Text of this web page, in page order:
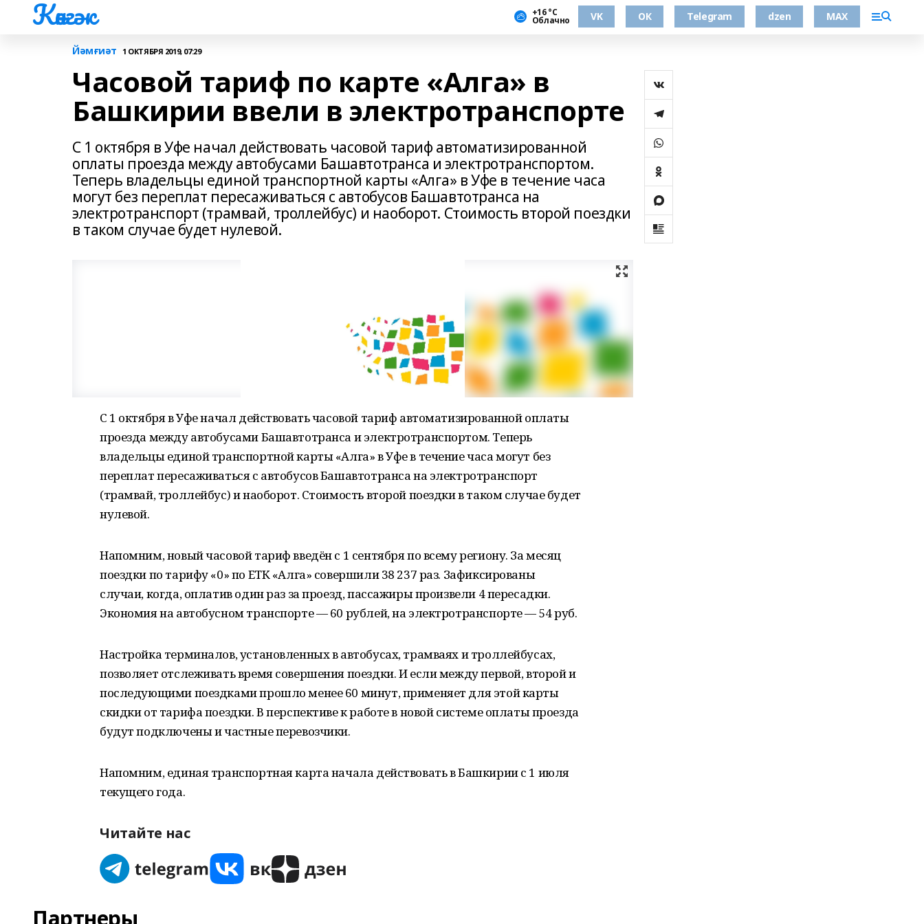
Көнгәк +16 °С
Облачно VK ОК Telegram dzen MAX
Йәмғиәт 1 ОКТЯБРЯ 2019, 07:29
Часовой тариф по карте «Алга» в
Башкирии ввели в электротранспорте
С 1 октября в Уфе начал действовать часовой тариф автоматизированной
оплаты проезда между автобусами Башавтотранса и электротранспортом.
Теперь владельцы единой транспортной карты «Алга» в Уфе в течение часа
могут без переплат пересаживаться с автобусов Башавтотранса на
электротранспорт (трамвай, троллейбус) и наоборот. Стоимость второй поездки
в таком случае будет нулевой.
С 1 октября в Уфе начал действовать часовой тариф автоматизированной оплаты
проезда между автобусами Башавтотранса и электротранспортом. Теперь
владельцы единой транспортной карты «Алга» в Уфе в течение часа могут без
переплат пересаживаться с автобусов Башавтотранса на электротранспорт
(трамвай, троллейбус) и наоборот. Стоимость второй поездки в таком случае будет
нулевой.
Напомним, новый часовой тариф введён с 1 сентября по всему региону. За месяц
поездки по тарифу «0» по ЕТК «Алга» совершили 38 237 раз. Зафиксированы
случаи, когда, оплатив один раз за проезд, пассажиры произвели 4 пересадки.
Экономия на автобусном транспорте — 60 рублей, на электротранспорте — 54 руб.
Настройка терминалов, установленных в автобусах, трамваях и троллейбусах,
позволяет отслеживать время совершения поездки. И если между первой, второй и
последующими поездками прошло менее 60 минут, применяет для этой карты
скидки от тарифа поездки. В перспективе к работе в новой системе оплаты проезда
будут подключены и частные перевозчики.
Напомним, единая транспортная карта начала действовать в Башкирии с 1 июля
текущего года.
Читайте нас
Партнеры